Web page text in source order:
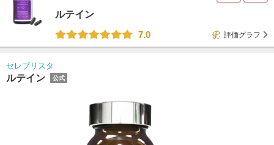
ルテイン
7.0
評価グラフ
セレブリスタ
ルテイン 公式